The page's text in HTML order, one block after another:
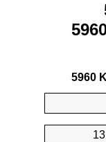
5960